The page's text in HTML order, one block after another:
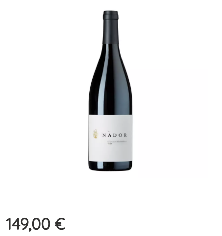
149,00 €